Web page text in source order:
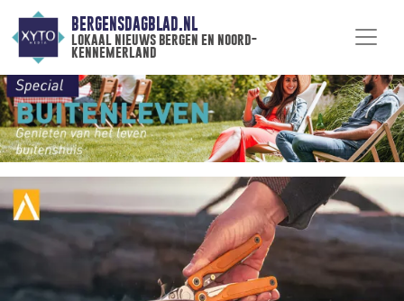
BERGENSDAGBLAD.NL
lokaal nieuws bergen en noord-
kennemerland